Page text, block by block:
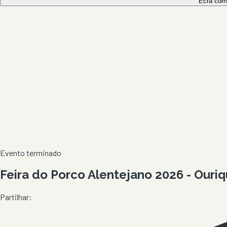
Evento terminado
Feira do Porco Alentejano 2026 -
Partilhar: